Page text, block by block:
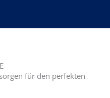
für den perfekten